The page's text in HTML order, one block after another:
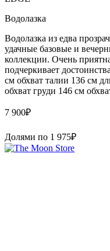
Водолазка
Водолазка из едва
удачные базовые и
коллекции. Очень
подчеркивает
см обхват талии 136 см
обхват груди 146 см
7 900₽
Долями по 1 975₽